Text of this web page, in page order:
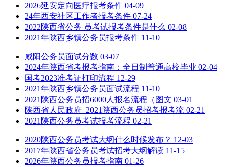
2026延安定向医疗报考条件 04-09
24年西安社区工作者报考条件 07-24
2022陕西省公务 员考试报考条件是什么 02-08
2021年陕西乡镇公务员报考条件 11-10
咸阳公务员面试分数 03-07
2024年陕西省考报考指南：全日制普通高校毕业 02-04
国考2023准考证打印流程 12-29
2021年陕西乡镇公务员面试流程 11-10
2021陕西公务员招6000人报名流程（图文 03-01
陕西省人民政府_2021陕西公务员招考报考流 02-21
2021陕西公务员考试报考流程 02-21
2020陕西公务员考试大纲什么时候发布？ 12-03
2017年陕西省公务员考试招考大纲解读 11-15
2026年陕西公务员报考指南 01-26